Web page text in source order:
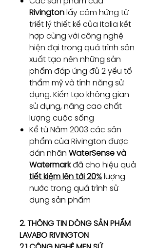
Rivingtonlấy cảm hứng từ
triết lý thiết kế của Italia kết
hợp cùng với công nghệ
hiện đại trong quá trình sản
xuất tạo nên những sản
phẩm đáp ứng đủ 2 yếu tố
thẩm mỹ và tính năng sử
dụng. Kiến tạo không gian
sử dụng, nâng cao chất
lượng cuộc sống
Kể từ Năm 2003 các sản
phẩm của Rivington được
dán nhãn WaterSense và
Watermarkđã cho hiệu quả
tiết kiệm lên tới 20%lượng
nước trong quá trình sử
dụng sản phẩm
2. THÔNG TIN DÒNG SẢN PHẨM
LAVABO RIVINGTON